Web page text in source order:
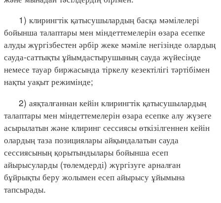
1) клирингтік қатысушылардың басқа мәмілелері
бойынша талаптары мен міндеттемелерін өзара есепке
алуды жүргізбестен әрбір жеке мәміле негізінде олардың
сауда-саттықты ұйымдастырушының сауда жүйесінде
немесе тауар биржасында тіркелу кезектілігі тәртібімен
нақты уақыт режимінде;
2) аяқталғаннан кейін клирингтік қатысушылардың
талаптары мен міндеттемелерін өзара есепке алу жүзеге
асырылатын және клиринг сессиясы өткізілгеннен кейін
олардың таза позициялары айқындалатын сауда
сессиясының қорытындылары бойынша есеп
айырысуларды (төлемдерді) жүргізуге арналған
бұйрықты беру жолымен есеп айырысу ұйымына
тапсырады.